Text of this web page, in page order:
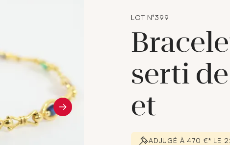
LOT N°399
serti
et
ADJUGÉ À 470 €* LE